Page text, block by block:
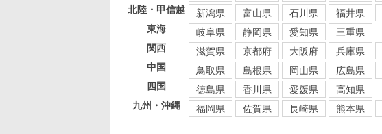
北陸・甲信越
新潟県 富山県 石川県 福井県
東海
岐阜県 静岡県 愛知県
三重県
関西
滋賀県 京都府 大阪府 兵庫県
中国
鳥取県 島根県 岡山県 広島県
四国
徳島県 香川県 愛媛県
高知県
九州・沖縄
福岡県 佐賀県 長崎県 熊本県